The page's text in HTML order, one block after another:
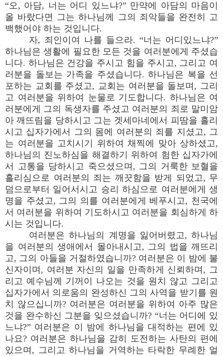
“오, 아담, 너는 어디 있느냐?” 만약에 아담의 마음이
올 바랐다면 그는 하나님께 그의 죄악들을 완전히 고
백했어야 하는 것입니다.
자, 죄인이여 나를 들으라. “너는 어디있느냐?”
하나님은 생활에 필요한 모든 것을 여러분에게 주셨습
니다. 하나님은 건강을 주시고 힘을 주시고, 그리고 여
러분을 돌보는 가족을 주셨습니다. 하나님은 복을 선
포하는 교회를 주셨고, 교회는 여러분을 돌보며, 그리
고 여러분을 위하여 눈물로 기도합니다. 하나님은 여
러분에게 그의 독생자를 주셨고 여러분의 죄로 말미암
아 깨뜨림을 당하시고 그는 겟세마네에서 피땀을 흘리
시고 십자가에서 그의 몸에 여러분의 죄를 지셨고, 그
는 여러분을 고치시기 위하여 채찍에 맞아 상하셨고,
하나님의 진노하심을 해결하기 위하여 험한 십자가에
서 고통을 당하시고 죽으셨으며, 그의 거룩한 보혈을
흘리심으로 여러분의 죄는 깨끗함을 받게 되었고, 무
덤으로부터 일어서시고 승리 하심으로 여러분에게 생
명을 주셨고, 그의 의를 여러분에게 베푸시고, 천국에
서 여러분을 위하여 기도하시고 여러분을 회심하게 하
시는 것입니다.
여러분은 하나님의 계명을 잃어버렸고, 하나님
을 여러분의 생애에서 몰아내시고, 그의 법을 깨뜨리
고, 그의 아들을 거절하였습니까? 여러분은 이 밤에 불
신자이며, 여러분 자신의 일을 만족하게 신뢰하며, 그
리고 예수님께 기꺼이 나오는 것을 원치 않고 그리고
십자가에서 의로움의 완성하신 그의 사역을 받기를 원
치 않으십니까? 여러분은 여러분을 위하여 아주 많은
것을 완수하신 그분을 잊으셨습니까? “너는 어디에 있
느냐?” 여러분은 이 밤에 하나님을 대적하는 편에 있
나요? 여러분은 하나님을 감히 도전하는 사탄의 편에
있으며, 그리고 하나님을 거역하는 타락한 무례한 얼